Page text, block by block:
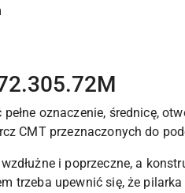
oznaczenie, średnicę,
CMT przeznaczonych do
i poprzeczne, a
trzeba upewnić się, że